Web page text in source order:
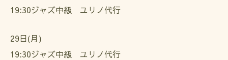
19:30ジャズ中級 ユリノ代行
29日(月)
19:30ジャズ中級 ユリノ代行